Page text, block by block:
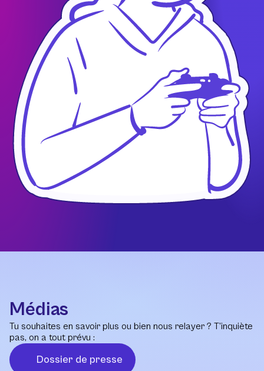
Médias
Tu souhaites en savoir plus ou bien nous relayer ? T’inquiète
pas, on a tout prévu :
Dossier de presse